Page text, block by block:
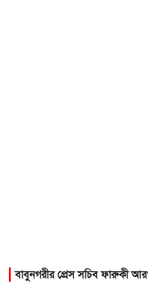
বাবুনগরীর প্রেস সচিব ফারুকী